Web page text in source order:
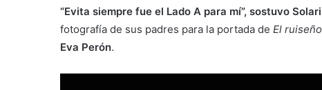
“Evita siempre fue el Lado A para mí”, sostuvo
fotografía de sus padres para la portada de El
Eva Perón.